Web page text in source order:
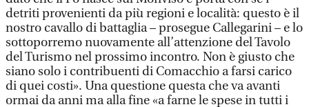
detriti provenienti da più regioni e località: questo è il
nostro cavallo di battaglia – prosegue Callegarini – e lo
sottoporremo nuovamente all’attenzione del Tavolo
del Turismo nel prossimo incontro. Non è giusto che
siano solo i contribuenti di Comacchio a farsi carico
di quei costi». Una questione questa che va avanti
ormai da anni ma alla fine «a farne le spese in tutti i